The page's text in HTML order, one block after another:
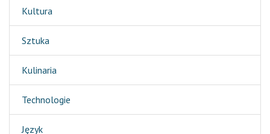
Kultura
Sztuka
Kulinaria
Technologie
Język